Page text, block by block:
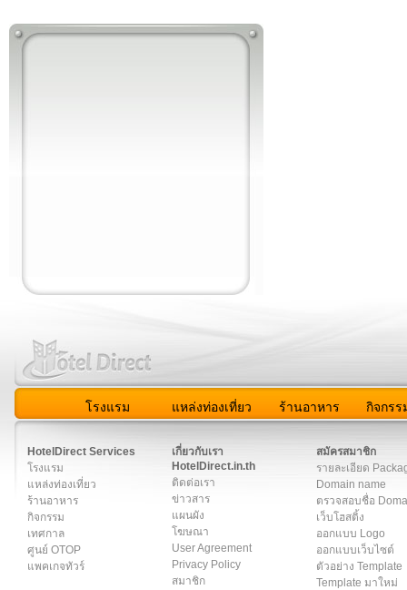
โรงแรม แหล่งท่องเที่ยว ร้านอาหาร กิจกรร
HotelDirect Services
โรงแรม
แหล่งท่องเที่ยว
ร้านอาหาร
กิจกรรม
เทศกาล
ศูนย์ OTOP
แพคเกจทัวร์
เกี่ยวกับเรา
HotelDirect.in.th
ติดต่อเรา
ข่าวสาร
แผนผัง
โฆษณา
User Agreement
Privacy Policy
สมาชิก
สมัครสมาชิก
รายละเอียด
Domain name
ตรวจสอบชื่อ
เว็บโฮสติ้ง
ออกแบบ Logo
ออกแบบเว็บไซต์
ตัวอย่าง Template
Template มาใหม่